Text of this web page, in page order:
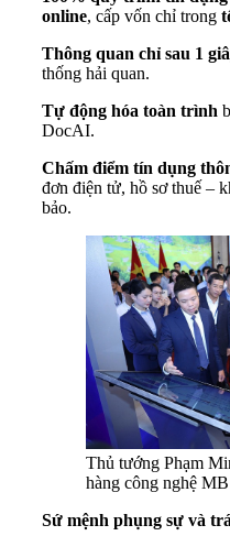
online, cấp vốn chỉ trong
Thông quan chỉ sau 1
thống hải quan.
Tự động hóa toàn trình
DocAI.
Chấm điểm tín dụng
đơn điện tử, hồ sơ thuế –
bảo.
Thủ tướng Phạm
hàng công nghệ
Sứ mệnh phụng sự và